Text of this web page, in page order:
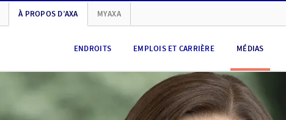
À PROPOS D’AXA MYAXA
ENDROITS EMPLOIS ET CARRIÈRE MÉDIAS